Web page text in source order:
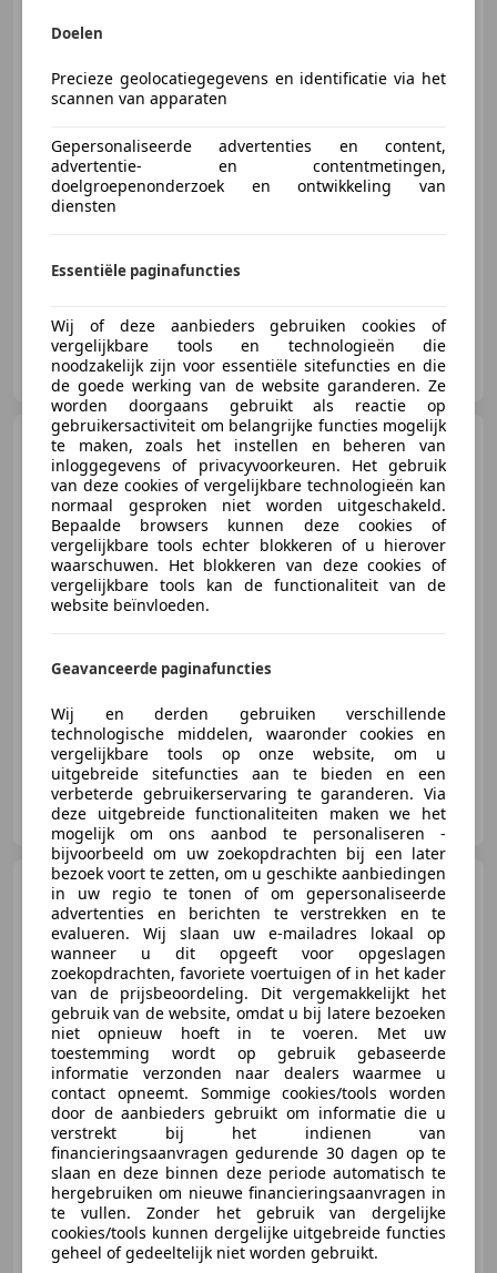
Tulp Autobedrijf
NL-5107 RJ DONGEN
Volvo V70
2.4 Edition II Nette
en goed onderhouden staat!
€ 3.990
02/2006 347.291 km Benzine
Tulp Autobedrijf
NL-5107 RJ DONGEN
smart forFour 1.1 pulse 5
Deurs Airco Nette staat! NAP
€ 3.490
07/2006 101.876 km Benzine
55 kW (75 PK)
Tulp Autobedrijf
NL-5107 RJ DONGEN
Doelen
Precieze geolocatiegegevens en identificatie via het
scannen van apparaten
Gepersonaliseerde advertenties en content,
advertentie- en contentmetingen,
doelgroepenonderzoek en ontwikkeling van
diensten
Essentiële paginafuncties
Wij of deze aanbieders gebruiken cookies of
vergelijkbare tools en technologieën die
noodzakelijk zijn voor essentiële sitefuncties en die
de goede werking van de website garanderen. Ze
worden doorgaans gebruikt als reactie op
gebruikersactiviteit om belangrijke functies mogelijk
te maken, zoals het instellen en beheren van
inloggegevens of privacyvoorkeuren. Het gebruik
van deze cookies of vergelijkbare technologieën kan
normaal gesproken niet worden uitgeschakeld.
Bepaalde browsers kunnen deze cookies of
vergelijkbare tools echter blokkeren of u hierover
waarschuwen. Het blokkeren van deze cookies of
vergelijkbare tools kan de functionaliteit van de
website beïnvloeden.
Geavanceerde paginafuncties
Wij en derden gebruiken verschillende
technologische middelen, waaronder cookies en
vergelijkbare tools op onze website, om u
uitgebreide sitefuncties aan te bieden en een
verbeterde gebruikerservaring te garanderen. Via
deze uitgebreide functionaliteiten maken we het
mogelijk om ons aanbod te personaliseren -
bijvoorbeeld om uw zoekopdrachten bij een later
bezoek voort te zetten, om u geschikte aanbiedingen
in uw regio te tonen of om gepersonaliseerde
advertenties en berichten te verstrekken en te
evalueren. Wij slaan uw e-mailadres lokaal op
wanneer u dit opgeeft voor opgeslagen
zoekopdrachten, favoriete voertuigen of in het kader
van de prijsbeoordeling. Dit vergemakkelijkt het
gebruik van de website, omdat u bij latere bezoeken
niet opnieuw hoeft in te voeren. Met uw
toestemming wordt op gebruik gebaseerde
informatie verzonden naar dealers waarmee u
contact opneemt. Sommige cookies/tools worden
door de aanbieders gebruikt om informatie die u
verstrekt bij het indienen van
financieringsaanvragen gedurende 30 dagen op te
slaan en deze binnen deze periode automatisch te
hergebruiken om nieuwe financieringsaanvragen in
te vullen. Zonder het gebruik van dergelijke
cookies/tools kunnen dergelijke uitgebreide functies
geheel of gedeeltelijk niet worden gebruikt.